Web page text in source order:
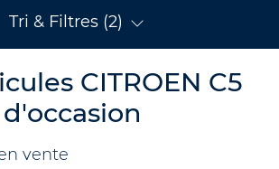
Tri & Filtres (2)
CITROEN C5
vente